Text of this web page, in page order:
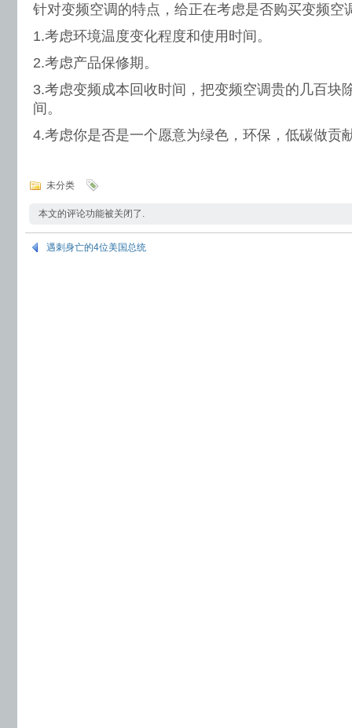
针对变频空调的特点，给正在考虑是否购买变频空
1.考虑环境温度变化程度和使用时间。
2.考虑产品保修期。
3.考虑变频成本回收时间，把变频空调贵的几百块
间。
4.考虑你是否是一个愿意为绿色，环保，低碳做贡
未分类
本文的评论功能被关闭了.
遇刺身亡的4位美国总统